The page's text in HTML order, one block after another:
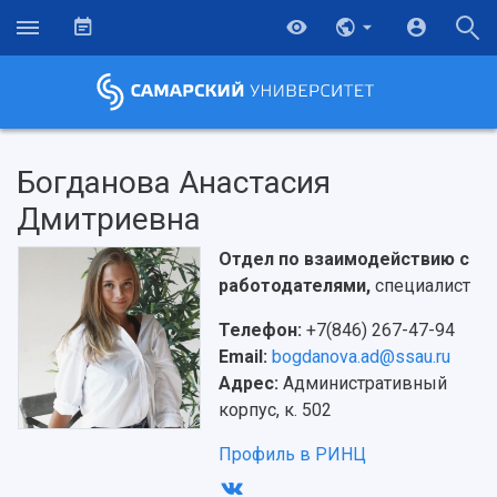
Богданова Анастасия
Дмитриевна
Отдел по взаимодействию с
работодателями, специалист
Телефон: +7(846) 267-47-94
Email: bogdanova.ad@ssau.ru
Адрес: Административный
корпус, к. 502
Профиль в РИНЦ